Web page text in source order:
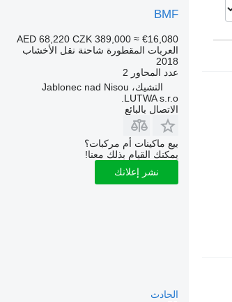
BMF
AED 68,220 CZK 389,000 ≈ €16,080
العربات المقطورة شاحنة نقل الأخشاب
2018
عدد المحاور 2
التشيك، Jablonec nad Nisou
LUTWA s.r.o.
الاتصال بالبائع
بيع ماكينات أم مركبات؟
يمكنك القيام بذلك معنا!
نشر إعلانك
الحادث